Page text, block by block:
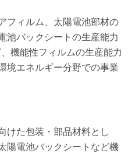
フィルム、太陽電池部材の
池バックシートの生産能力
機能性フィルムの生産能力
境エネルギー分野での事業
けた包装・部品材料とし
陽電池バックシートなど機